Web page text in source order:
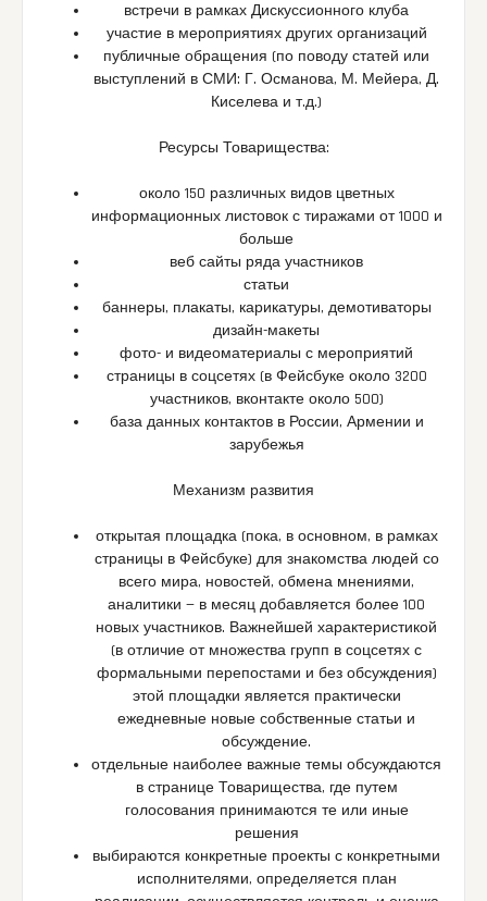
встречи в рамках Дискуссионного клуба
участие в мероприятиях других организаций
публичные обращения (по поводу статей или
выступлений в СМИ: Г. Османова, М. Мейера, Д.
Киселева и т.д.)
Ресурсы Товарищества:
около 150 различных видов цветных
информационных листовок с тиражами от 1000 и
больше
веб сайты ряда участников
статьи
баннеры, плакаты, карикатуры, демотиваторы
дизайн-макеты
фото- и видеоматериалы с мероприятий
страницы в соцсетях (в Фейсбуке около 3200
участников, вконтакте около 500)
база данных контактов в России, Армении и
зарубежья
Механизм развития
открытая площадка (пока, в основном, в рамках
страницы в Фейсбуке) для знакомства людей со
всего мира, новостей, обмена мнениями,
аналитики — в месяц добавляется более 100
новых участников. Важнейшей характеристикой
(в отличие от множества групп в соцсетях с
формальными перепостами и без обсуждения)
этой площадки является практически
ежедневные новые собственные статьи и
обсуждение.
отдельные наиболее важные темы обсуждаются
в странице Товарищества, где путем
голосования принимаются те или иные
решения
выбираются конкретные проекты с конкретными
исполнителями, определяется план